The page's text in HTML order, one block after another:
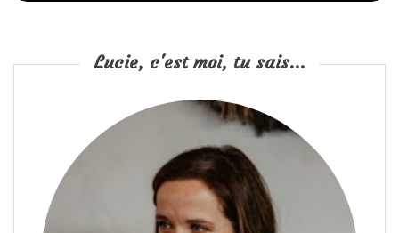
Lucie, c'est moi, tu sais...